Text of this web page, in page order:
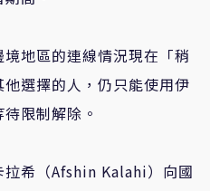
地區的連線情況現在「稍
選擇的人，仍只能使用伊
限制解除。
希（Afshin Kalahi）向國